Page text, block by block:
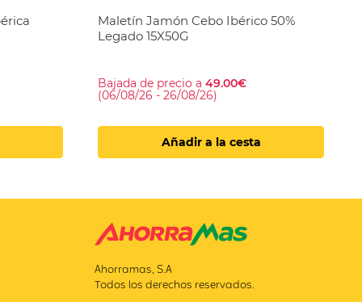
Maletín Jamón Cebo Ibérico 50%
Legado 15X50G
Bajada de precio a49.00€
(06/08/26 - 26/08/26)
Añadir a la cesta
Ahorramas, S.A
Todos los derechos reservados.